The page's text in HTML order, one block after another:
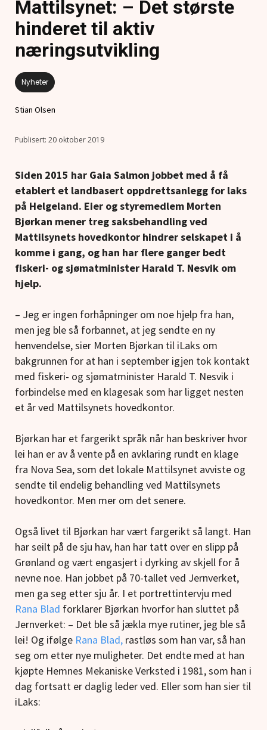
Mattilsynet: – Det største
hinderet til aktiv
næringsutvikling
Nyheter
Stian Olsen
20 oktober 2019
Siden 2015 har Gaia Salmon jobbet med å få
etablert et landbasert oppdrettsanlegg for laks
på Helgeland. Eier og styremedlem Morten
Bjørkan mener treg saksbehandling ved
Mattilsynets hovedkontor hindrer selskapet i å
komme i gang, og han har flere ganger bedt
fiskeri- og sjømatminister Harald T. Nesvik om
hjelp.
– Jeg er ingen forhåpninger om noe hjelp fra han,
men jeg ble så forbannet, at jeg sendte en ny
henvendelse, sier Morten Bjørkan til iLaks om
bakgrunnen for at han i september igjen tok kontakt
med fiskeri- og sjømatminister Harald T. Nesvik i
forbindelse med en klagesak som har ligget nesten
et år ved Mattilsynets hovedkontor.
Bjørkan har et fargerikt språk når han beskriver hvor
lei han er av å vente på en avklaring rundt en klage
fra Nova Sea, som det lokale Mattilsynet avviste og
sendte til endelig behandling ved Mattilsynets
hovedkontor. Men mer om det senere.
Også livet til Bjørkan har vært fargerikt så langt. Han
har seilt på de sju hav, han har tatt over en slipp på
Grønland og vært engasjert i dyrking av skjell for å
nevne noe. Han jobbet på 70-tallet ved Jernverket,
men ga seg etter sju år. I et portrettintervju med
Rana Blad forklarer Bjørkan hvorfor han sluttet på
Jernverket: – Det ble så jækla mye rutiner, jeg ble så
lei! Og ifølge Rana Blad, rastløs som han var, så han
seg om etter nye muligheter. Det endte med at han
kjøpte Hemnes Mekaniske Verksted i 1981, som han i
dag fortsatt er daglig leder ved. Eller som han sier til
iLaks: